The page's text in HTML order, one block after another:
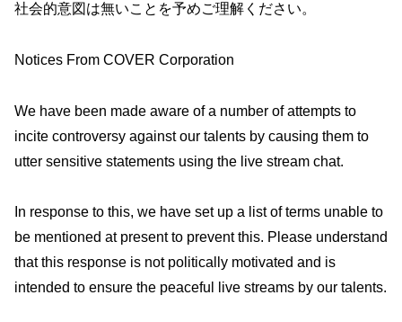
社会的意図は無いことを予めご理解ください。
Notices From COVER Corporation
We have been made aware of a number of attempts to
incite controversy against our talents by causing them to
utter sensitive statements using the live stream chat.
In response to this, we have set up a list of terms unable to
be mentioned at present to prevent this. Please understand
that this response is not politically motivated and is
intended to ensure the peaceful live streams by our talents.